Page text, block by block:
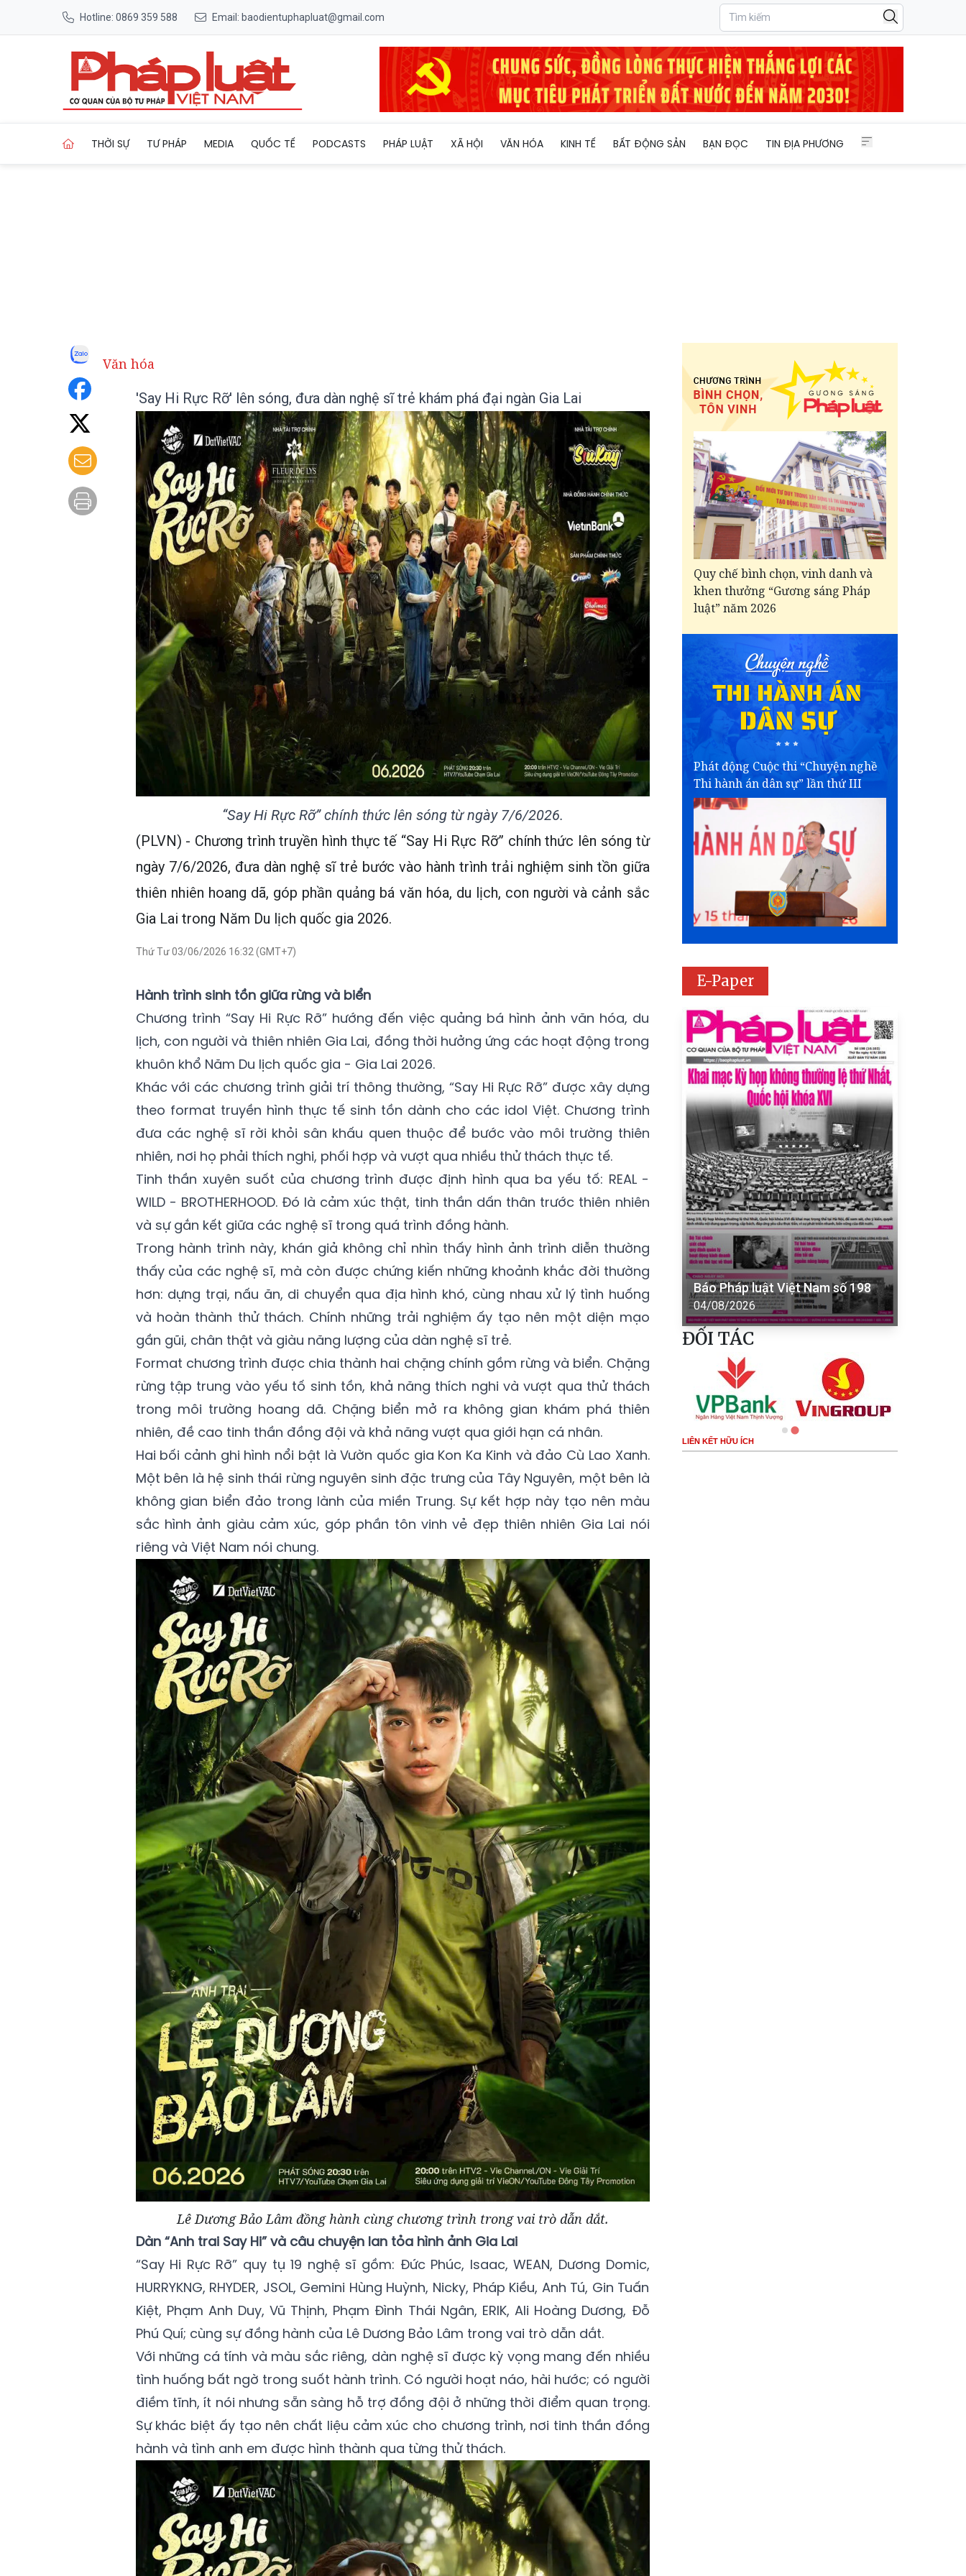
Hotline: 0869 359 588 Email: baodientuphapluat@gmail.com
THỜI SỰ TƯ PHÁP MEDIA QUỐC TẾ PODCASTS PHÁP LUẬT XÃ HỘI VĂN HÓA KINH TẾ BẤT ĐỘNG SẢN BẠN ĐỌC TIN ĐỊA PHƯƠNG
Văn hóa
'Say Hi Rực Rỡ' lên sóng, đưa dàn nghệ sĩ trẻ khám phá đại ngàn Gia Lai
“Say Hi Rực Rỡ” chính thức lên sóng từ ngày 7/6/2026.
(PLVN) - Chương trình truyền hình thực tế “Say Hi Rực Rỡ” chính thức lên sóng từ
ngày 7/6/2026, đưa dàn nghệ sĩ trẻ bước vào hành trình trải nghiệm sinh tồn giữa
thiên nhiên hoang dã, góp phần quảng bá văn hóa, du lịch, con người và cảnh sắc
Gia Lai trong Năm Du lịch quốc gia 2026.
Thứ Tư 03/06/2026 16:32 (GMT+7)
Hành trình sinh tồn giữa rừng và biển
Chương trình “Say Hi Rực Rỡ” hướng đến việc quảng bá hình ảnh văn hóa, du
lịch, con người và thiên nhiên Gia Lai, đồng thời hưởng ứng các hoạt động trong
khuôn khổ Năm Du lịch quốc gia - Gia Lai 2026.
Khác với các chương trình giải trí thông thường, “Say Hi Rực Rỡ” được xây dựng
theo format truyền hình thực tế sinh tồn dành cho các idol Việt. Chương trình
đưa các nghệ sĩ rời khỏi sân khấu quen thuộc để bước vào môi trường thiên
nhiên, nơi họ phải thích nghi, phối hợp và vượt qua nhiều thử thách thực tế.
Tinh thần xuyên suốt của chương trình được định hình qua ba yếu tố: REAL -
WILD - BROTHERHOOD. Đó là cảm xúc thật, tinh thần dấn thân trước thiên nhiên
và sự gắn kết giữa các nghệ sĩ trong quá trình đồng hành.
Trong hành trình này, khán giả không chỉ nhìn thấy hình ảnh trình diễn thường
thấy của các nghệ sĩ, mà còn được chứng kiến những khoảnh khắc đời thường
hơn: dựng trại, nấu ăn, di chuyển qua địa hình khó, cùng nhau xử lý tình huống
và hoàn thành thử thách. Chính những trải nghiệm ấy tạo nên một diện mạo
gần gũi, chân thật và giàu năng lượng của dàn nghệ sĩ trẻ.
Format chương trình được chia thành hai chặng chính gồm rừng và biển. Chặng
rừng tập trung vào yếu tố sinh tồn, khả năng thích nghi và vượt qua thử thách
trong môi trường hoang dã. Chặng biển mở ra không gian khám phá thiên
nhiên, đề cao tinh thần đồng đội và khả năng vượt qua giới hạn cá nhân.
Hai bối cảnh ghi hình nổi bật là Vườn quốc gia Kon Ka Kinh và đảo Cù Lao Xanh.
Một bên là hệ sinh thái rừng nguyên sinh đặc trưng của Tây Nguyên, một bên là
không gian biển đảo trong lành của miền Trung. Sự kết hợp này tạo nên màu
sắc hình ảnh giàu cảm xúc, góp phần tôn vinh vẻ đẹp thiên nhiên Gia Lai nói
riêng và Việt Nam nói chung.
Lê Dương Bảo Lâm đồng hành cùng chương trình trong vai trò dẫn dắt.
Dàn “Anh trai Say Hi” và câu chuyện lan tỏa hình ảnh Gia Lai
“Say Hi Rực Rỡ” quy tụ 19 nghệ sĩ gồm: Đức Phúc, Isaac, WEAN, Dương Domic,
HURRYKNG, RHYDER, JSOL, Gemini Hùng Huỳnh, Nicky, Pháp Kiều, Anh Tú, Gin Tuấn
Kiệt, Phạm Anh Duy, Vũ Thịnh, Phạm Đình Thái Ngân, ERIK, Ali Hoàng Dương, Đỗ
Phú Quí; cùng sự đồng hành của Lê Dương Bảo Lâm trong vai trò dẫn dắt.
Với những cá tính và màu sắc riêng, dàn nghệ sĩ được kỳ vọng mang đến nhiều
tình huống bất ngờ trong suốt hành trình. Có người hoạt náo, hài hước; có người
điềm tĩnh, ít nói nhưng sẵn sàng hỗ trợ đồng đội ở những thời điểm quan trọng.
Sự khác biệt ấy tạo nên chất liệu cảm xúc cho chương trình, nơi tinh thần đồng
hành và tình anh em được hình thành qua từng thử thách.
Quy chế bình chọn, vinh danh và
khen thưởng “Gương sáng Pháp
luật” năm 2026
Phát động Cuộc thi “Chuyện nghề
Thi hành án dân sự” lần thứ III
E-Paper
Báo Pháp luật Việt Nam số 198
04/08/2026
ĐỐI TÁC
LIÊN KẾT HỮU ÍCH